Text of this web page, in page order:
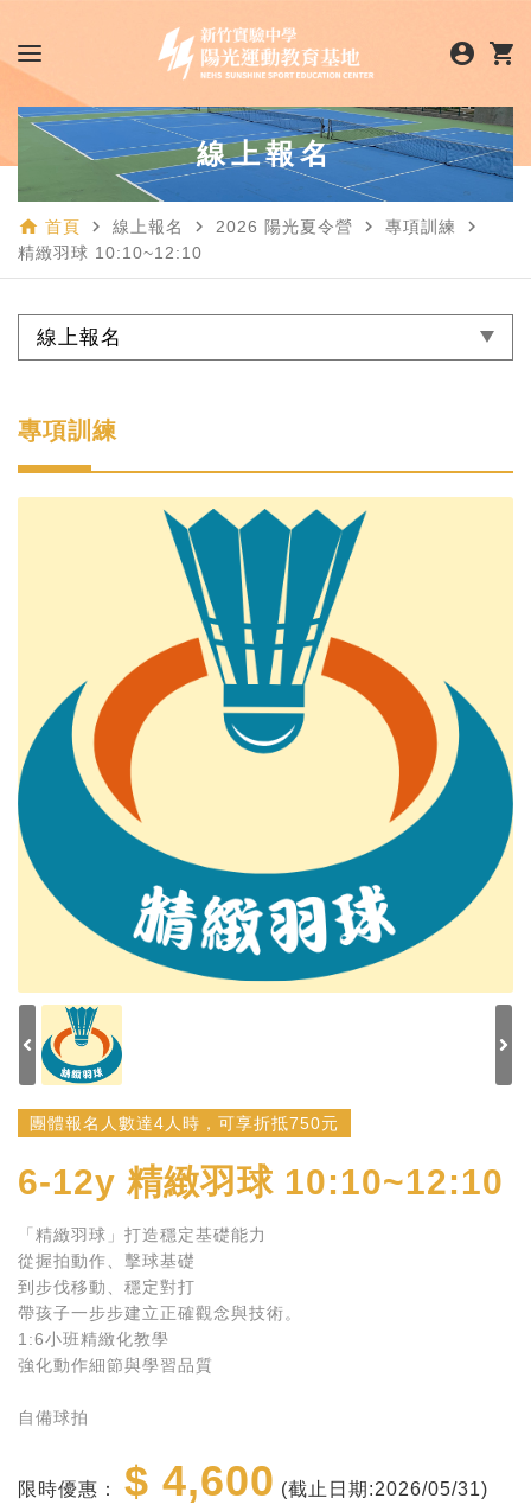
account_circle shopping_cart
線上報名
home 首頁 navigate_next 線上報名 navigate_next 2026 陽光夏令營 navigate_next 專項訓練 navigate_next
精緻羽球 10:10~12:10
線上報名
專項訓練
團體報名人數達4人時，可享折抵750元
6-12y 精緻羽球 10:10~12:10
「精緻羽球」打造穩定基礎能力
從握拍動作、擊球基礎
到步伐移動、穩定對打
帶孩子一步步建立正確觀念與技術。
1:6小班精緻化教學
強化動作細節與學習品質
自備球拍
限時優惠： $ 4,600 (截止日期:2026/05/31)